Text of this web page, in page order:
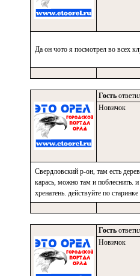
Да он чото я посмотрел во всех
Гость
Новичок
Свердловский р-он, там есть
карась, можно там и поблеснить.
хренатень. действуйте по
Гость
Новичок